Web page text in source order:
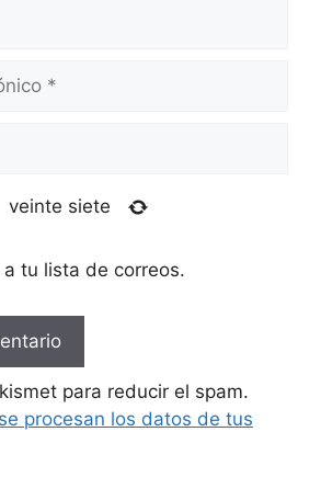
veinte siete
a tu lista de correos.
para reducir el spam.
procesan los datos de tus